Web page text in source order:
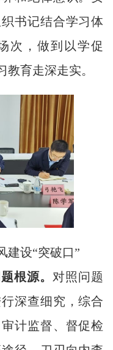
书记结合学习体
次，做到以学促
育走深走实。
建设“突破口”
根源。 对照问题
深查细究，综合
计监督、督促检